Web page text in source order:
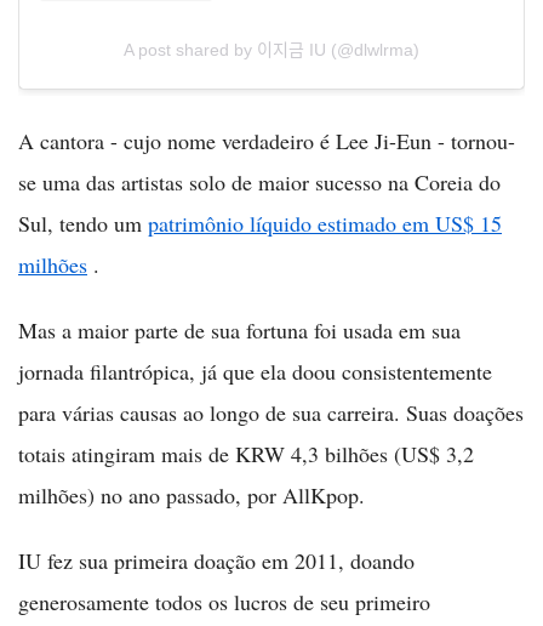
A post shared by 이지금 IU (@dlwlrma)
A cantora - cujo nome verdadeiro é Lee Ji-Eun - tornou-
se uma das artistas solo de maior sucesso na Coreia do
Sul, tendo um patrimônio líquido estimado em US$ 15
milhões .
Mas a maior parte de sua fortuna foi usada em sua
jornada filantrópica, já que ela doou consistentemente
para várias causas ao longo de sua carreira. Suas doações
totais atingiram mais de KRW 4,3 bilhões (US$ 3,2
milhões) no ano passado, por AllKpop.
IU fez sua primeira doação em 2011, doando
generosamente todos os lucros de seu primeiro